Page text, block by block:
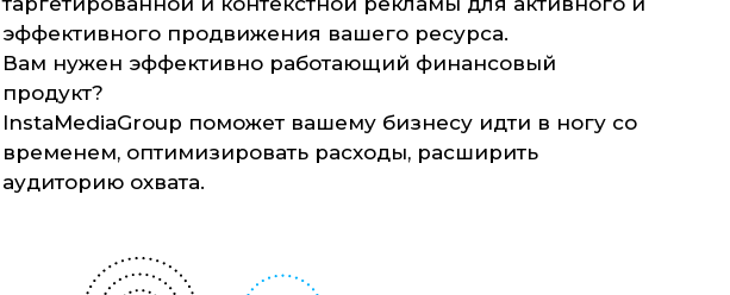
эффективного продвижения вашего ресурса.
Вам нужен эффективно работающий финансовый
продукт?
InstaMediaGroup поможет вашему бизнесу идти в ногу со
временем, оптимизировать расходы, расширить
аудиторию охвата.